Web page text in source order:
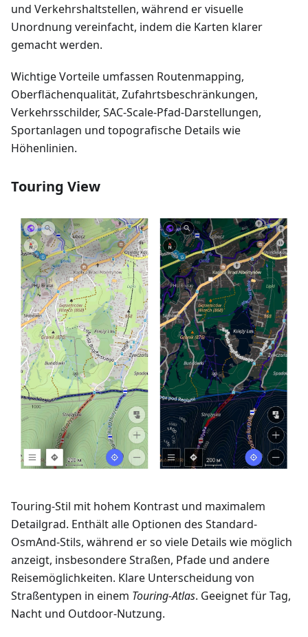
und Verkehrshaltstellen, während er visuelle
Unordnung vereinfacht, indem die Karten klarer
gemacht werden.
Wichtige Vorteile umfassen Routenmapping,
Oberflächenqualität, Zufahrtsbeschränkungen,
Verkehrsschilder, SAC-Scale-Pfad-Darstellungen,
Sportanlagen und topografische Details wie
Höhenlinien.
Touring View
Touring-Stil mit hohem Kontrast und maximalem
Detailgrad. Enthält alle Optionen des Standard-
OsmAnd-Stils, während er so viele Details wie möglich
anzeigt, insbesondere Straßen, Pfade und andere
Reisemöglichkeiten. Klare Unterscheidung von
Straßentypen in einem Touring-Atlas. Geeignet für Tag,
Nacht und Outdoor-Nutzung.